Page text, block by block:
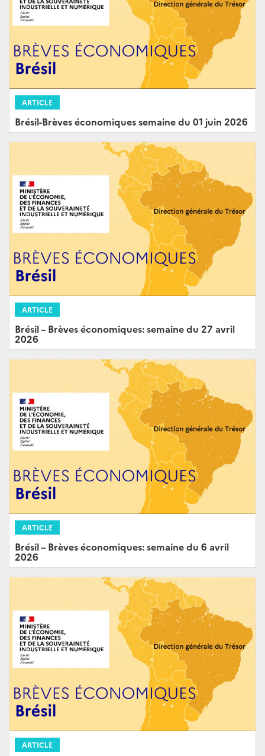
ARTICLE
Brésil-Brèves économiques semaine du 01 juin 2026
ARTICLE
Brésil – Brèves économiques: semaine du 27 avril
2026
ARTICLE
Brésil – Brèves économiques: semaine du 6 avril
2026
ARTICLE